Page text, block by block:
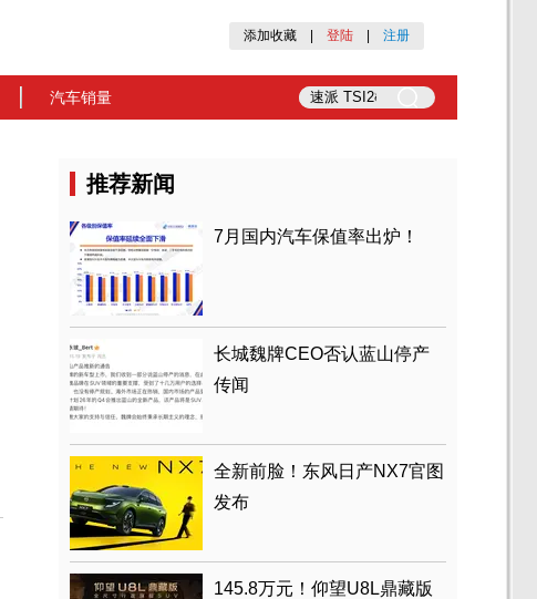
添加收藏 登陆 注册
汽车销量
推荐新闻
7月国内汽车保值率出炉！
长城魏牌CEO否认蓝山停产
传闻
全新前脸！东风日产NX7官图
发布
145.8万元！仰望U8L鼎藏版